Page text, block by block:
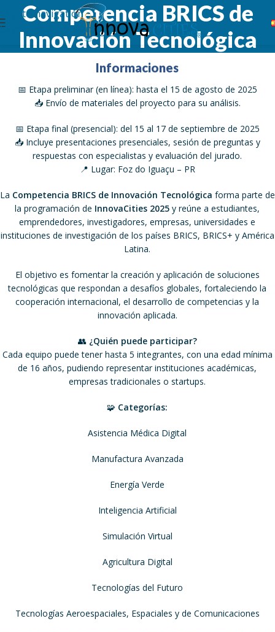
Skip to navigation
Skip to main content
Competencia BRICS de
Innovación Tecnológica
Informaciones
📅 Etapa preliminar (en línea): hasta el 15 de agosto de 2025
📥 Envío de materiales del proyecto para su análisis.
📅 Etapa final (presencial): del 15 al 17 de septiembre de 2025
📥 Incluye presentaciones presenciales, sesión de preguntas y
respuestas con especialistas y evaluación del jurado.
📍 Lugar: Foz do Iguaçu – PR
La Competencia BRICS de Innovación Tecnológica forma parte de
la programación de InnovaCities 2025 y reúne a estudiantes,
emprendedores, investigadores, empresas, universidades e
instituciones de investigación de los países BRICS, BRICS+ y América
Latina.
El objetivo es fomentar la creación y aplicación de soluciones
tecnológicas que respondan a desafíos globales, fortaleciendo la
cooperación internacional, el desarrollo de competencias y la
innovación aplicada.
👥 ¿Quién puede participar?
Cada equipo puede tener hasta 5 integrantes, con una edad mínima
de 16 años, pudiendo representar instituciones académicas,
empresas tradicionales o startups.
🧩 Categorías:
Asistencia Médica Digital
Manufactura Avanzada
Energía Verde
Inteligencia Artificial
Simulación Virtual
Agricultura Digital
Tecnologías del Futuro
Tecnologías Aeroespaciales, Espaciales y de Comunicaciones